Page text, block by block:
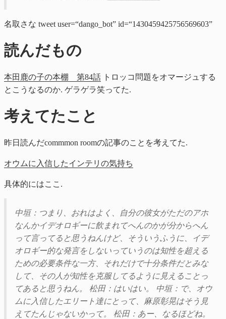
名取さな tweet user=“dango_bot” id=“1430459425756569603”
読んだもの
本田鹿の子の本棚 第84話 トロッコ問題をオマージュする
とこうなるのか. ゲラゲラ笑ってた.
考えてたこと
昨日読んだcommmon roomの記事のことを考えてた.
オウムに入信したインテリの気持ち
具体的にはここ.
中垣：つまり、おれはよく、自分の彼女がただのアホ
なんかイデオロギーに飲まれてへんのかが分からへん
って言ってると思うねんけど、そういうふうに、イデ
オロギー的な発言をしないっていうのは知性を超える
ための必要条件な一方、それだけで十分条件だとみな
して、その人が知性を克服してるように見えることっ
てあると思うねん。 松田：はいはい。 中垣：で、オウ
ムに入信したエリート達にとって、麻原彰晃はそう見
えてたんじゃないかって。 松田：あー、なるほどね。